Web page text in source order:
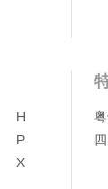
H
P
X